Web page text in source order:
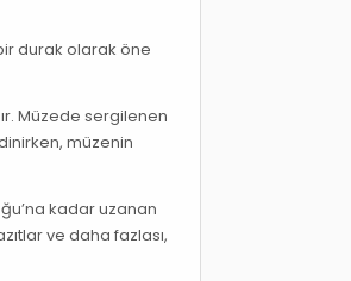
durak olarak öne
Müzede sergilenen
müzenin
kadar uzanan
ve daha fazlası,